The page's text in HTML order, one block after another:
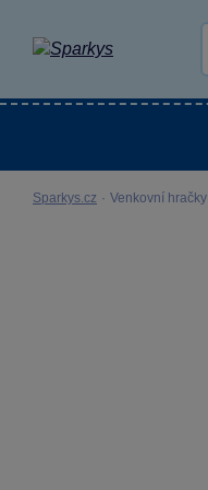
Sparkys.cz · Venkovní hračky